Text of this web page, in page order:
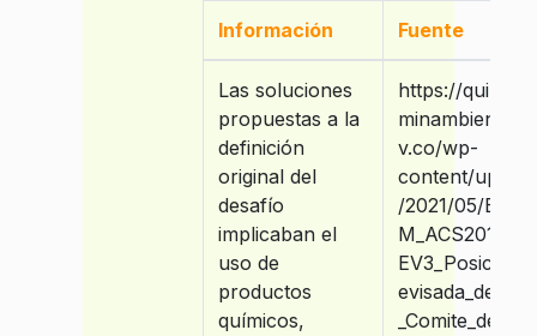
Información Fuente
Las soluciones
propuestas a la
definición
original del
desafío
implicaban el
uso de
productos
químicos,
https://
v.co/wp-
content/
/2021/05/
_Comite_de_Qui